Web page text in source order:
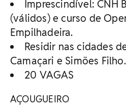
Imprescindível: CNH
(válidos) e curso de
Empilhadeira.
Residir nas cidades
Camaçari e Simões Filho.
20 VAGAS
AÇOUGUEIRO